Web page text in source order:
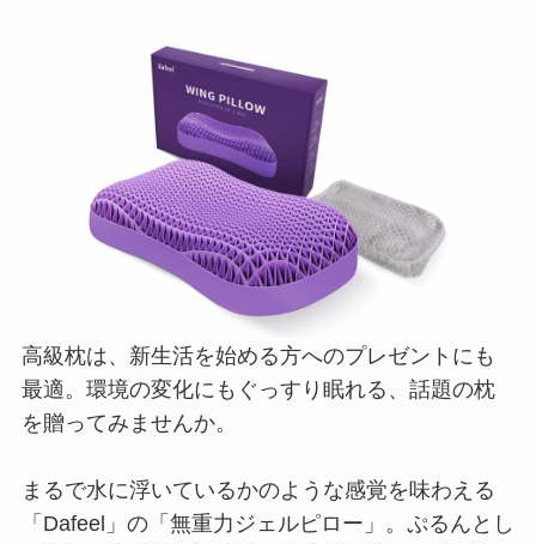
高級枕は、新生活を始める方へのプレゼントにも
最適。環境の変化にもぐっすり眠れる、話題の枕
を贈ってみませんか。
まるで水に浮いているかのような感覚を味わえる
「Dafeel」の「無重力ジェルピロー」。ぷるんとし